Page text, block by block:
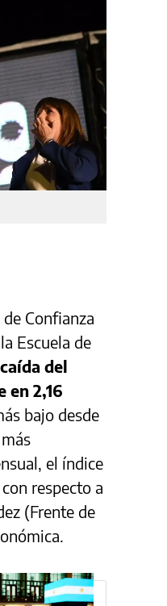
Confianza
Escuela de
del
en 2,16
bajo desde
el índice
respecto a
(Frente de